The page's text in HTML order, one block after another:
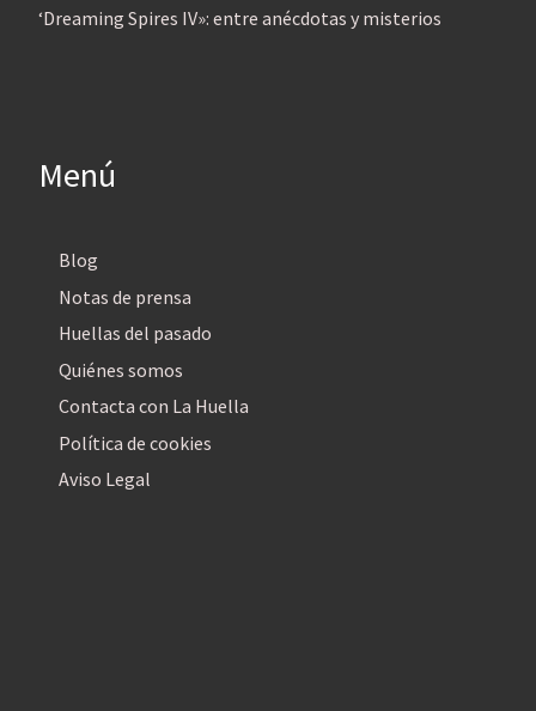
‘Dreaming Spires IV»: entre anécdotas y misterios
Menú
Blog
Notas de prensa
Huellas del pasado
Quiénes somos
Contacta con La Huella
Política de cookies
Aviso Legal